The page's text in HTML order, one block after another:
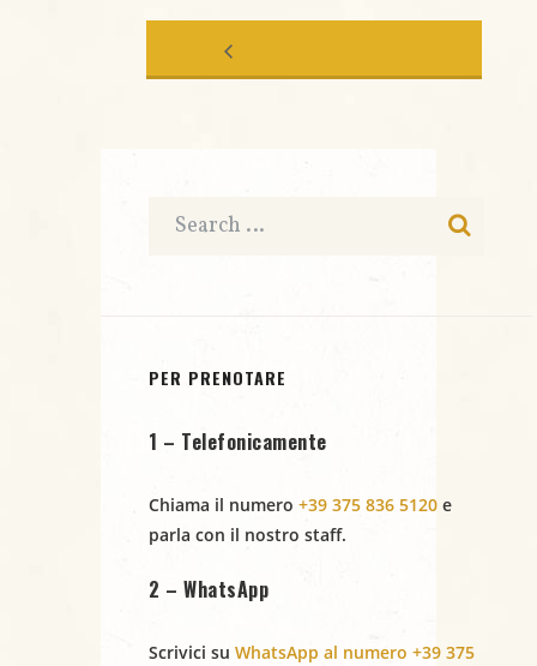
LIVE@
PER PRENOTARE
1 – Telefonicamente
Chiama il numero +39 375 836 5120 e
parla con il nostro staff.
2 – WhatsApp
Scrivici su WhatsApp al numero +39 375